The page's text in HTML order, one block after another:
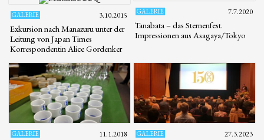
GALERIE 3.10.2015
Exkursion nach Manazuru unter der
Leitung von Japan Times
Korrespondentin Alice Gordenker
GALERIE 7.7.2020
Tanabata – das Sternenfest.
Impressionen aus Asagaya/Tokyo
GALERIE 11.1.2018 GALERIE 27.3.2023